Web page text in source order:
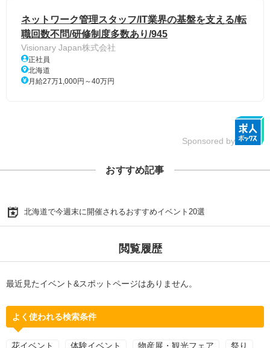
ネットワーク管理スタッフ/IT業界の基盤を支える/転
職回数不問/研修制度多数あり/945
Visionary Japan株式会社
正社員
北海道
月給27万1,000円～40万円
Sponsored by
おすすめ記事
北海道で今週末に開催されるおすすめイベント20選
閲覧履歴
最近見たイベント&スポットページはありません。
よく使われる検索条件
花イベント 体験イベント 物産展・観光フェア 祭り